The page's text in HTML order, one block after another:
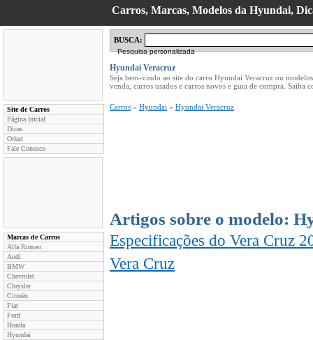
Carros, Marcas, Modelos da Hyundai,
Site de Carros
Página Inicial
Dicas
Orkut
Fale Conosco
Marcas de Carros
Alfa Romeo
Audi
BMW
Chevrolet
Chrysler
Citroën
Fiat
Ford
Honda
Hyundai
BUSCA:
Pesquisa personalizada
Hyundai Veracruz
Seja bem-vindo ao site do carro Hyundai Veracruz ou
venda, carros usados e carros novos e guia de compra. Saiba
Carros » Hyundai » Hyundai Veracruz
Artigos sobre o modelo:
Especificações do Vera Cruz
Vera Cruz